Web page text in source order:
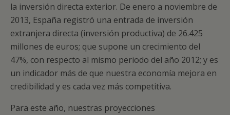
la inversión directa exterior. De enero a noviembre de
2013, España registró una entrada de inversión
extranjera directa (inversión productiva) de 26.425
millones de euros; que supone un crecimiento del
47%, con respecto al mismo periodo del año 2012; y es
un indicador más de que nuestra economía mejora en
credibilidad y es cada vez más competitiva.
Para este año, nuestras proyecciones